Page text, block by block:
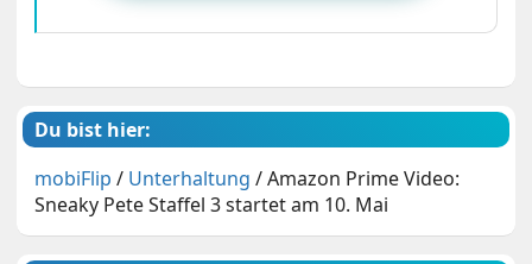
Du bist hier:
mobiFlip / Unterhaltung /Amazon Prime Video:
Sneaky Pete Staffel 3 startet am 10. Mai